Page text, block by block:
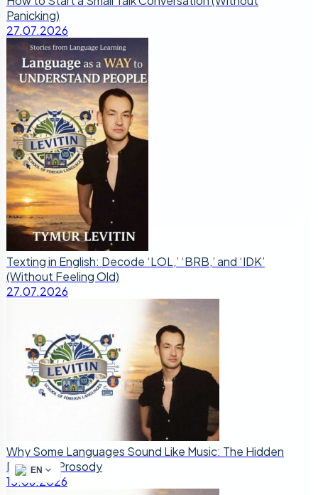
Panicking)
27.07.2026
Texting in English: Decode ‘LOL,’ ‘BRB,’ and ‘IDK’
(Without Feeling Old)
27.07.2026
Why Some Languages Sound Like Music: The Hidden
Power of Prosody
15.06.2026
EN